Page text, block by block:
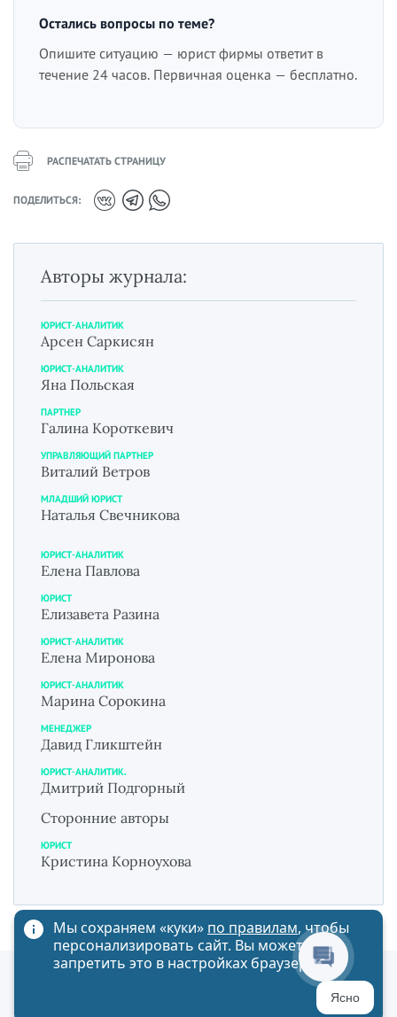
Остались вопросы по теме?
Опишите ситуацию — юрист фирмы ответит в
течение 24 часов. Первичная оценка — бесплатно.
РАСПЕЧАТАТЬ СТРАНИЦУ
ПОДЕЛИТЬСЯ:
Авторы журнала:
ЮРИСТ-АНАЛИТИК
Арсен Саркисян
ЮРИСТ-АНАЛИТИК
Яна Польская
ПАРТНЕР
Галина Короткевич
УПРАВЛЯЮЩИЙ ПАРТНЕР
Виталий Ветров
МЛАДШИЙ ЮРИСТ
Наталья Свечникова
ЮРИСТ-АНАЛИТИК
Елена Павлова
ЮРИСТ
Елизавета Разина
ЮРИСТ-АНАЛИТИК
Елена Миронова
ЮРИСТ-АНАЛИТИК
Марина Сорокина
МЕНЕДЖЕР
Давид Гликштейн
ЮРИСТ-АНАЛИТИК.
Дмитрий Подгорный
Сторонние авторы
ЮРИСТ
Кристина Корноухова
Политика обработки персональных данных
Мы сохраняем «куки» по правилам, чтобы
персонализировать сайт. Вы можете
запретить это в настройках браузера
Ясно